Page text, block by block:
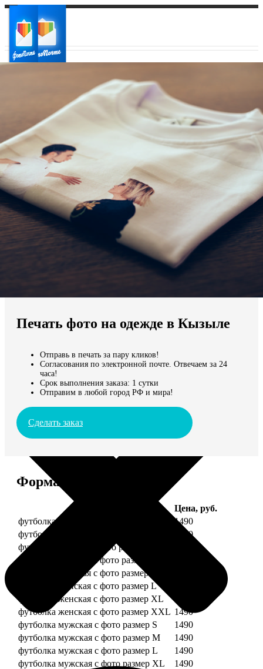
Ваш регион доставки
Выберите из списка:
Мы доставляем по всему миру
Продолжить без города
Печать фото на одежде в Кызыле
Отправь в печать за пару кликов!
Согласования по электронной почте. Отвечаем за 24
часа!
Срок выполнения заказа: 1 сутки
Отправим в любой город РФ и мира!
Сделать заказ
Форматы и цены
Цена, руб.
футболка детская с фото рост 118 см
1490
футболка детская с фото рост 128 см
1490
футболка детская с фото рост 134 см
футболка женская с фото размер S
футболка женская с фото размер M
футболка женская с фото размер L
футболка женская с фото размер XL
футболка женская с фото размер XXL 1490
футболка мужская с фото размер S
1490
футболка мужская с фото размер M
1490
футболка мужская с фото размер L
1490
футболка мужская с фото размер XL
1490